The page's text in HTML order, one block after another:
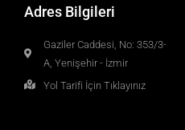
Adres Bilgileri
Gaziler Caddesi, No: 353/3-
A, Yenişehir - İzmir
Yol Tarifi İçin Tıklayınız